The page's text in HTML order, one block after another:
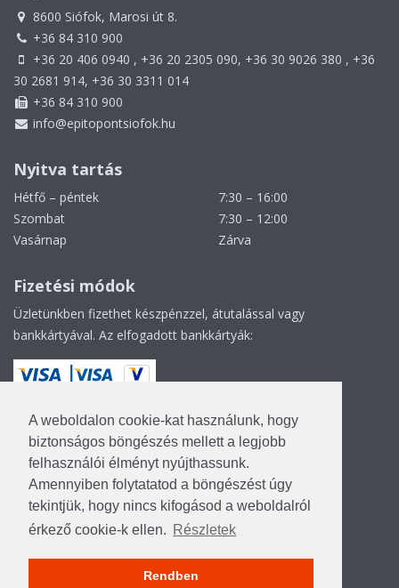
A weboldalon cookie-kat használunk, hogy
biztonságos böngészés mellett a legjobb
felhasználói élményt nyújthassunk.
Amennyiben folytatatod a böngészést úgy
tekintjük, hogy nincs kifogásod a weboldalról
érkező cookie-k ellen. Részletek
Rendben
8600 Siófok, Marosi út 8.
+36 84 310 900
+36 20 406 0940 , +36 20 2305 090, +36 30 9026 380 , +36
30 2681 914, +36 30 3311 014
+36 84 310 900
info@epitopontsiofok.hu
Nyitva tartás
Hétfő – péntek
7:30 – 16:00
Szombat
7:30 – 12:00
Vasárnap
Zárva
Fizetési módok
Üzletünkben fizethet készpénzzel, átutalással vagy
bankkártyával. Az elfogadott bankkártyák:
Adatkezelési tájékoztató
Impresszum
Készítette: